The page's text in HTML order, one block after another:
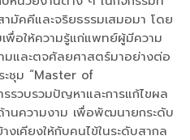
มัคคีและจริยธรรมเสมอมา โดย
พื่อให้ความรู้แก่แพทย์ผู้มีความ
มและตจศัลยศาสตร์มาอย่างต่อ
ะชุม “Master of
รวบรวมปัญหาและการแก้ไขผล
านความงาม เพื่อพัฒนายกระดับ
เคียงให้กับคนไข้ในระดับสากล